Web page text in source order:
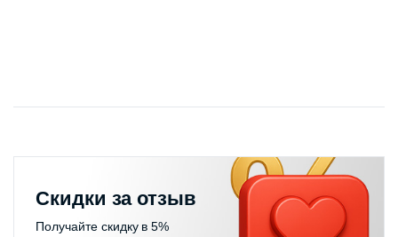
Скидки за отзыв
Получайте скидку в 5%